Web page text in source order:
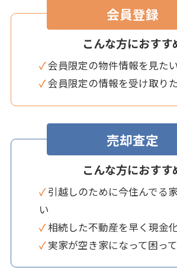
会員登録
こんな方におすす
✓ 会員限定の物件情報を見たい
✓ 会員限定の情報を受け取り
売却査定
こんな方におすす
✓ 引越しのために今住んでる家を売りた
い
✓ 相続した不動産を早く現金
✓ 実家が空き家になって困っ